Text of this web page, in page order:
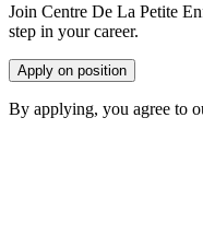
Join Centre De La Petite
step in your career.
Apply on position
By applying, you agree to